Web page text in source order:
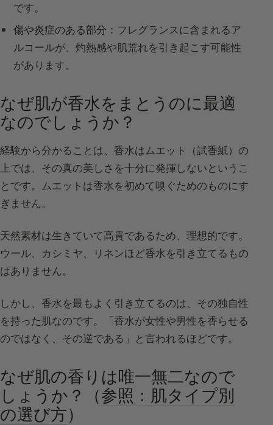
です。
傷や炎症のある部分： フレグランスに含まれるア
ルコールが、灼熱感や肌荒れを引き起こす可能性
があります。
なぜ肌が香水をまとうのに最適
なのでしょうか？
経験から分かることは、香水はムエット（試香紙）の
上では、その真の美しさを十分に発揮しないというこ
とです。ムエットは香水を初めて嗅ぐためのものにす
ぎません。
天然素材は生きていて高貴であるため、理想的です。
ウール、カシミヤ、リネンほど香水を引き立てるもの
はありません。
しかし、香水を最もよく引き立てるのは、その独自性
を持った肌なのです。「香水が女性や男性を香らせる
のではなく、その逆である」と言われるほどです。
なぜ肌の香りは唯一無二なので
しょうか？（参照：肌タイプ別
の選び方）